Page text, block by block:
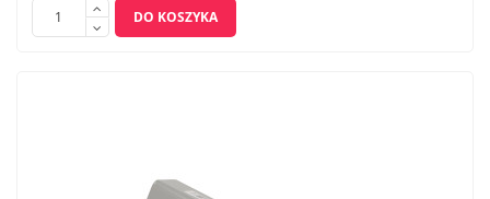
DO KOSZYKA